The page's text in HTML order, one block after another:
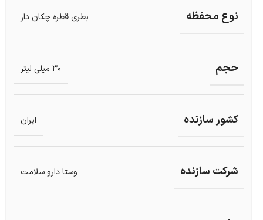
نوع محفظه بطری قطره چکان دار
حجم 30 میلی لیتر
کشور سازنده ایران
شرکت سازنده وستا دارو سلامت